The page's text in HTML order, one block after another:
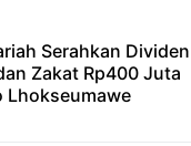
Serahkan Dividen
Zakat Rp400 Juta
Lhokseumawe